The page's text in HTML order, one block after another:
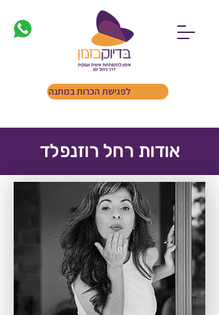
לפגישת הכרות במתנה
אודות רחל רוזנפלד